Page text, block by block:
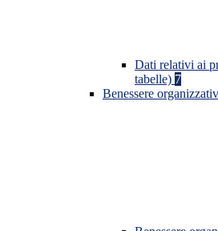
Dati relativi ai
tabelle) 7
Benessere